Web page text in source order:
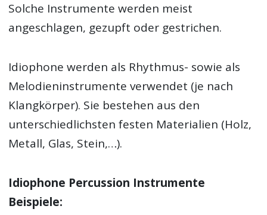
Solche Instrumente werden meist
angeschlagen, gezupft oder gestrichen.
Idiophone werden als Rhythmus- sowie als
Melodieninstrumente verwendet (je nach
Klangkörper). Sie bestehen aus den
unterschiedlichsten festen Materialien (Holz,
Metall, Glas, Stein,…).
Idiophone Percussion Instrumente
Beispiele: